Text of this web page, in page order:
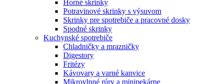
Horné skrinky
Potravinové skrinky s výsuvom
Skrinky pre spotrebiče a pracovné dosky
Spodné skrinky
Kuchynské spotrebiče
Chladničky a mrazničky
Digestory
Fritézy
Kávovary a varné kanvice
Mikrovlnné rúry a minipekárne